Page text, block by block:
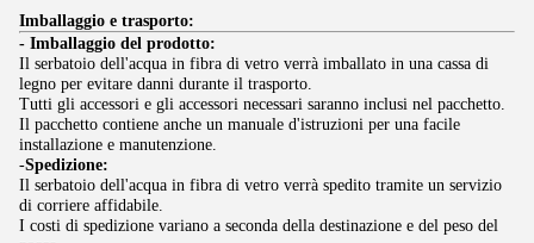
Imballaggio e trasporto:
- Imballaggio del prodotto:
Il serbatoio dell'acqua in fibra di vetro verrà imballato in una cassa di
legno per evitare danni durante il trasporto.
Tutti gli accessori e gli accessori necessari saranno inclusi nel pacchetto.
Il pacchetto contiene anche un manuale d'istruzioni per una facile
installazione e manutenzione.
-Spedizione:
Il serbatoio dell'acqua in fibra di vetro verrà spedito tramite un servizio
di corriere affidabile.
I costi di spedizione variano a seconda della destinazione e del peso del